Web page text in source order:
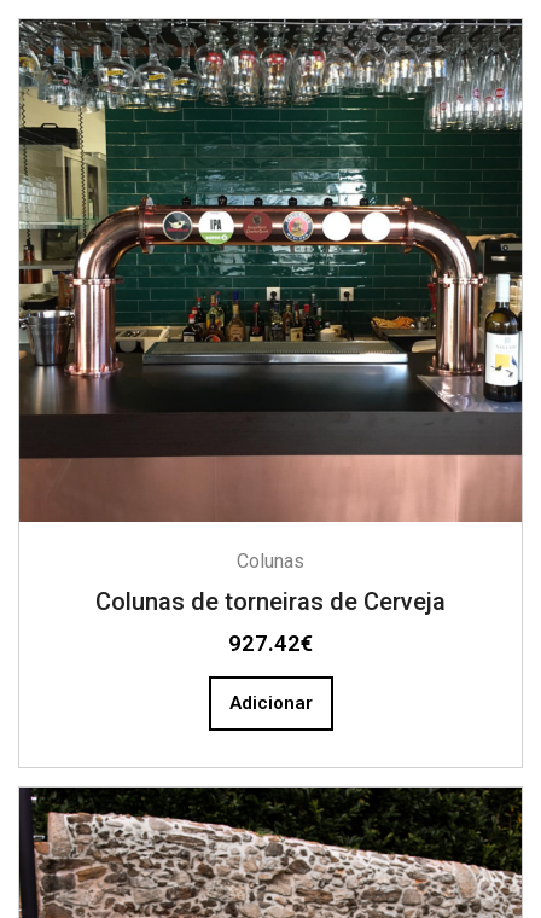
Colunas
Colunas de torneiras de Cerveja
927.42€
Adicionar